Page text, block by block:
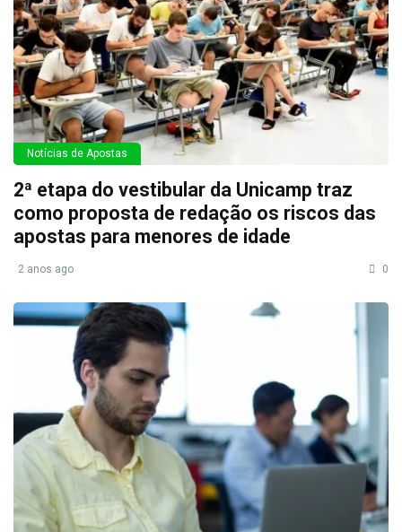
Notícias de Apostas
2ª etapa do vestibular da Unicamp traz
como proposta de redação os riscos das
apostas para menores de idade
2 anos ago 0